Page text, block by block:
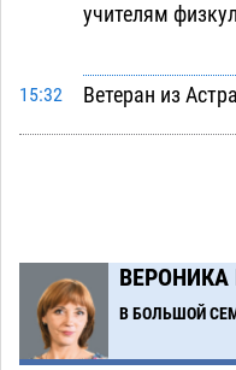
учителям
15:32
Ветеран из
перехода, попал
В БОЛЬШОЙ